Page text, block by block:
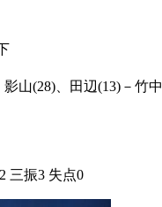
山(28)、田辺(13)－竹中
三振3 失点0